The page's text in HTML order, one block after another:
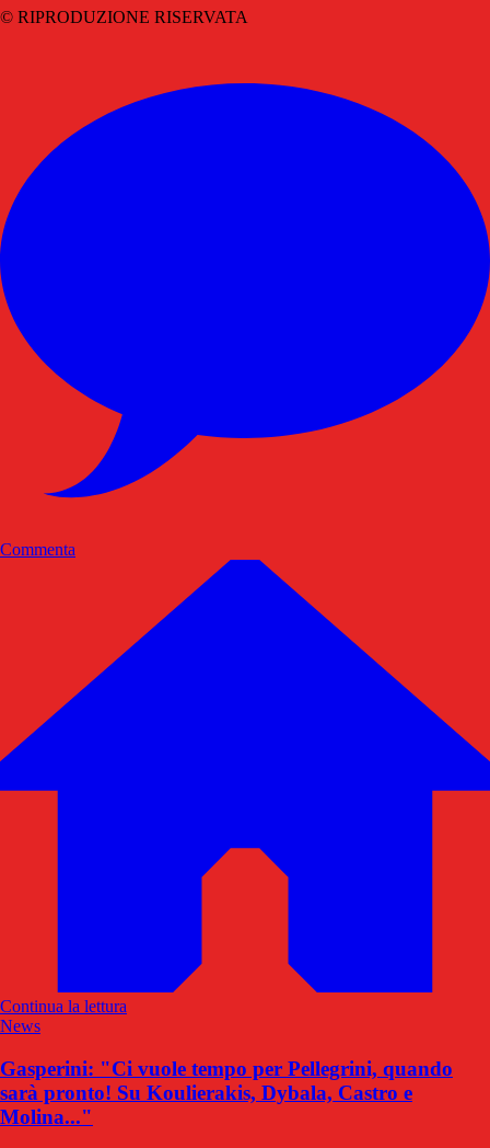
© RIPRODUZIONE RISERVATA
Commenta
Continua la lettura
News
Gasperini: "Ci vuole tempo per Pellegrini, quando
sarà pronto! Su Koulierakis, Dybala, Castro e
Molina..."